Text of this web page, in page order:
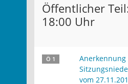
Öffentlicher
18:00 Uhr
Ö 1
Anerkennung
vom